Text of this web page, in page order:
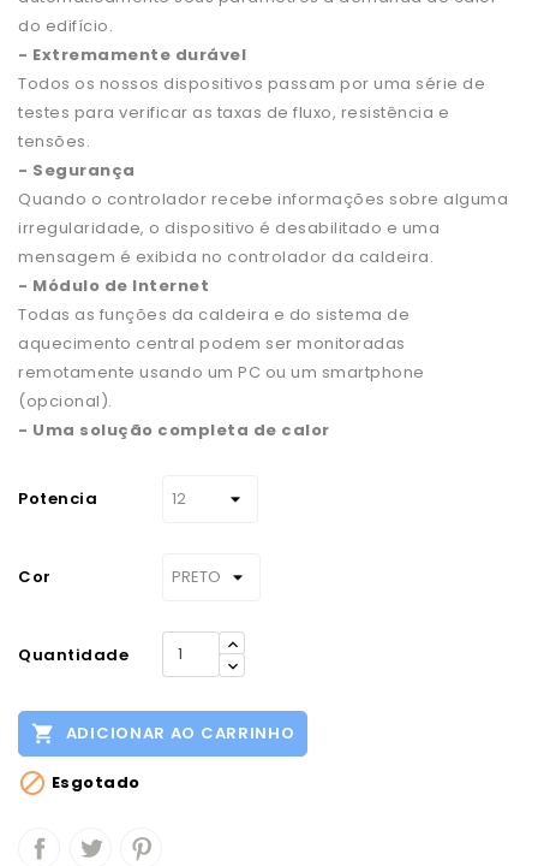
do edifício.
- Extremamente durável
Todos os nossos dispositivos passam por uma série de
testes para verificar as taxas de fluxo, resistência e
tensões.
- Segurança
Quando o controlador recebe informações sobre alguma
irregularidade, o dispositivo é desabilitado e uma
mensagem é exibida no controlador da caldeira.
- Módulo de Internet
Todas as funções da caldeira e do sistema de
aquecimento central podem ser monitoradas
remotamente usando um PC ou um smartphone
(opcional).
- Uma solução completa de calor
Potencia
Cor
Quantidade
 ADICIONAR AO CARRINHO
 Esgotado